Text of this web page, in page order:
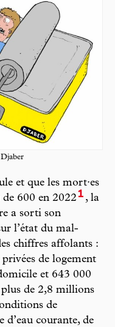
et que les mort·es
600 en 20221 , la
a sorti son
l’état du mal-
chiffres affolants :
de logement
et 643 000
plus de 2,8 millions
de
d’eau courante, de